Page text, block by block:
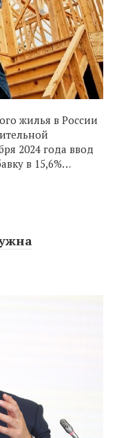
жилья в России
2024 года ввод
в 15,6%…